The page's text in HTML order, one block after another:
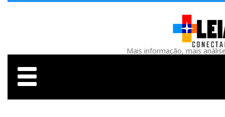
Mais informação, mais